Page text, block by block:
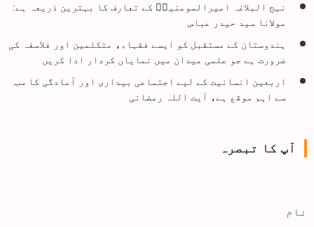
نہج البلاغہ امیرالمومنینؑ کے تعارف کا بہترین ذریعہ ہے:
مولانا سید حیدر عباس
ہندوستان کے مستقبل کو ایسے فقہاء، متکلمین اور فلاسفہ کی
ضرورت ہے جو علمی میدان میں نمایاں کردار ادا کریں
اربعین انسانیت کے لیے اجتماعی بیداری اور آمادگی کا سب
سے اہم موقع ہے، آیت اللہ رمضانی
آپ کا تبصرہ
نام